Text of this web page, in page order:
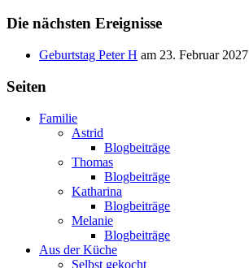
Die nächsten Ereignisse
Geburtstag Peter H am 23. Februar 2027
Seiten
Familie
Astrid
Blogbeiträge
Thomas
Blogbeiträge
Katharina
Blogbeiträge
Melanie
Blogbeiträge
Aus der Küche
Selbst gekocht